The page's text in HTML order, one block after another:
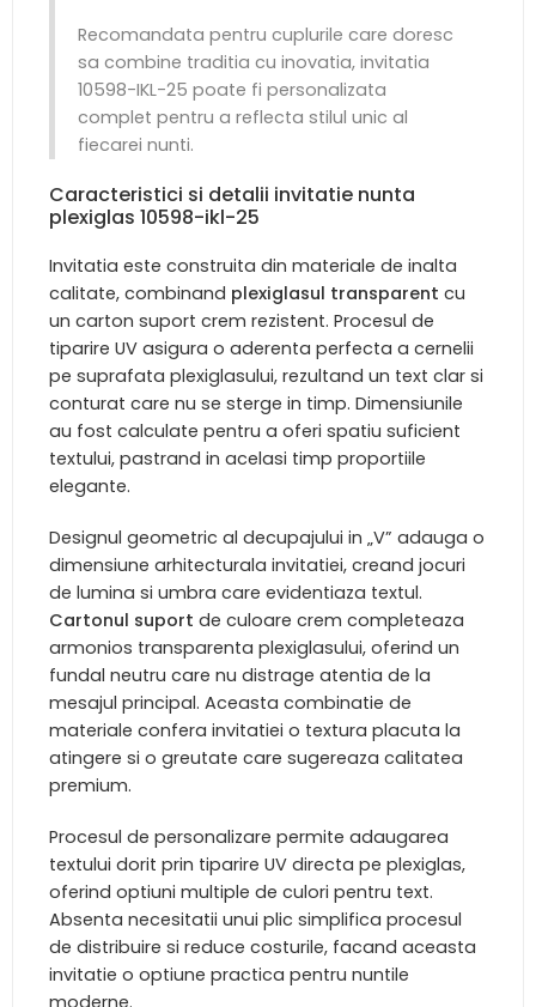
Recomandata pentru cuplurile care doresc
sa combine traditia cu inovatia, invitatia
10598-IKL-25 poate fi personalizata
complet pentru a reflecta stilul unic al
fiecarei nunti.
Caracteristici si detalii invitatie nunta
plexiglas 10598-ikl-25
Invitatia este construita din materiale de inalta
calitate, combinand plexiglasul transparent cu
un carton suport crem rezistent. Procesul de
tiparire UV asigura o aderenta perfecta a cernelii
pe suprafata plexiglasului, rezultand un text clar si
conturat care nu se sterge in timp. Dimensiunile
au fost calculate pentru a oferi spatiu suficient
textului, pastrand in acelasi timp proportiile
elegante.
Designul geometric al decupajului in „V” adauga o
dimensiune arhitecturala invitatiei, creand jocuri
de lumina si umbra care evidentiaza textul.
Cartonul suport de culoare crem completeaza
armonios transparenta plexiglasului, oferind un
fundal neutru care nu distrage atentia de la
mesajul principal. Aceasta combinatie de
materiale confera invitatiei o textura placuta la
atingere si o greutate care sugereaza calitatea
premium.
Procesul de personalizare permite adaugarea
textului dorit prin tiparire UV directa pe plexiglas,
oferind optiuni multiple de culori pentru text.
Absenta necesitatii unui plic simplifica procesul
de distribuire si reduce costurile, facand aceasta
invitatie o optiune practica pentru nuntile
moderne.